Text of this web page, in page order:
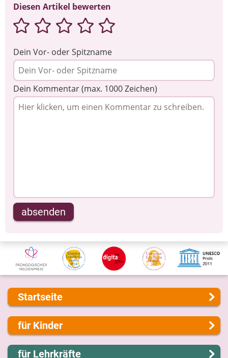
Diesen Artikel bewerten
Dein Vor- oder Spitzname
Dein Kommentar (max. 1000 Zeichen)
absenden
Startseite
Über uns
Presse
Kontakt
für Kinder
Lernen und Schule
für Lehrkräfte